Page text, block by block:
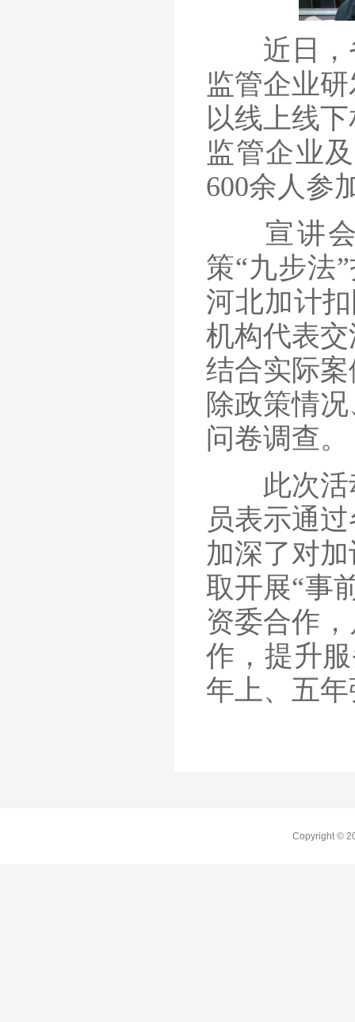
近日，省
监管企业
以线上线
监管企业
600余人参
宣讲会
策“九步法
河北加计
机构代表
结合实际
除政策情
问卷调查。
此次活动
员表示通
加深了对
取开展“事
资委合作
作，提升
年上、五
Copyright ©